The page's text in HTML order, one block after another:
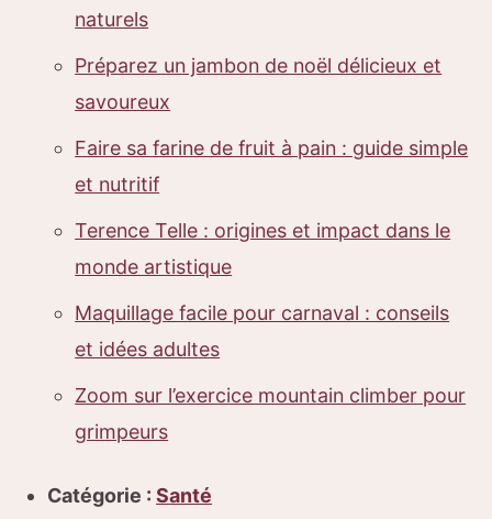
naturels
Préparez un jambon de noël délicieux et
savoureux
Faire sa farine de fruit à pain : guide simple
et nutritif
Terence Telle : origines et impact dans le
monde artistique
Maquillage facile pour carnaval : conseils
et idées adultes
Zoom sur l’exercice mountain climber pour
grimpeurs
Catégorie :Santé